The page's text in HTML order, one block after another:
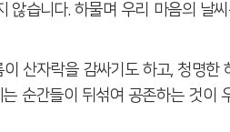
않습니다.하물며 우리 마음의 날
산자락을 감싸기도 하고, 청명한
순간들이 뒤섞여 공존하는 것이